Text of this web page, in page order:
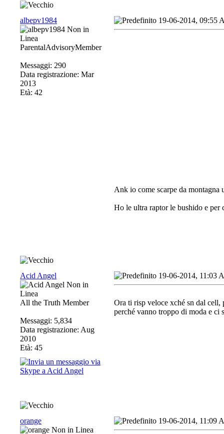
albepv1984
ParentalAdvisoryMember
Messaggi: 290
Data registrazione: Mar
2013
Età: 42
19-06-2014, 09:55
Ank io come scarpe da montagna
Ho le ultra raptor le bushido e per
Acid Angel
All the Truth Member
Messaggi: 5,834
Data registrazione: Aug
2010
Età: 45
19-06-2014, 11:03
Ora ti risp veloce xché sn dal cell,
perché vanno troppo di moda e ci
orange 19-06-2014, 11:09